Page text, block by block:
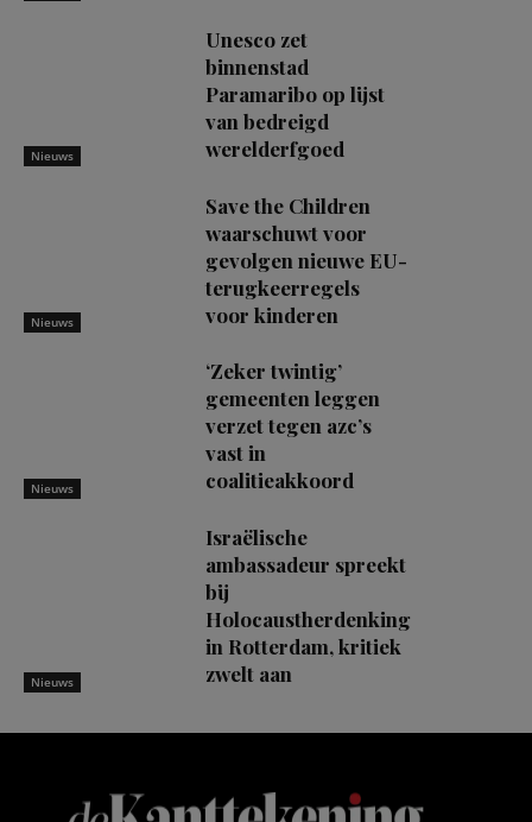
Nieuws
Unesco zet
binnenstad
Paramaribo op lijst
van bedreigd
werelderfgoed
Nieuws
Save the Children
waarschuwt voor
gevolgen nieuwe EU-
terugkeerregels
voor kinderen
Nieuws
‘Zeker twintig’
gemeenten leggen
verzet tegen azc’s
vast in
coalitieakkoord
Nieuws
Israëlische
ambassadeur spreekt
bij
Holocaustherdenking
in Rotterdam, kritiek
zwelt aan